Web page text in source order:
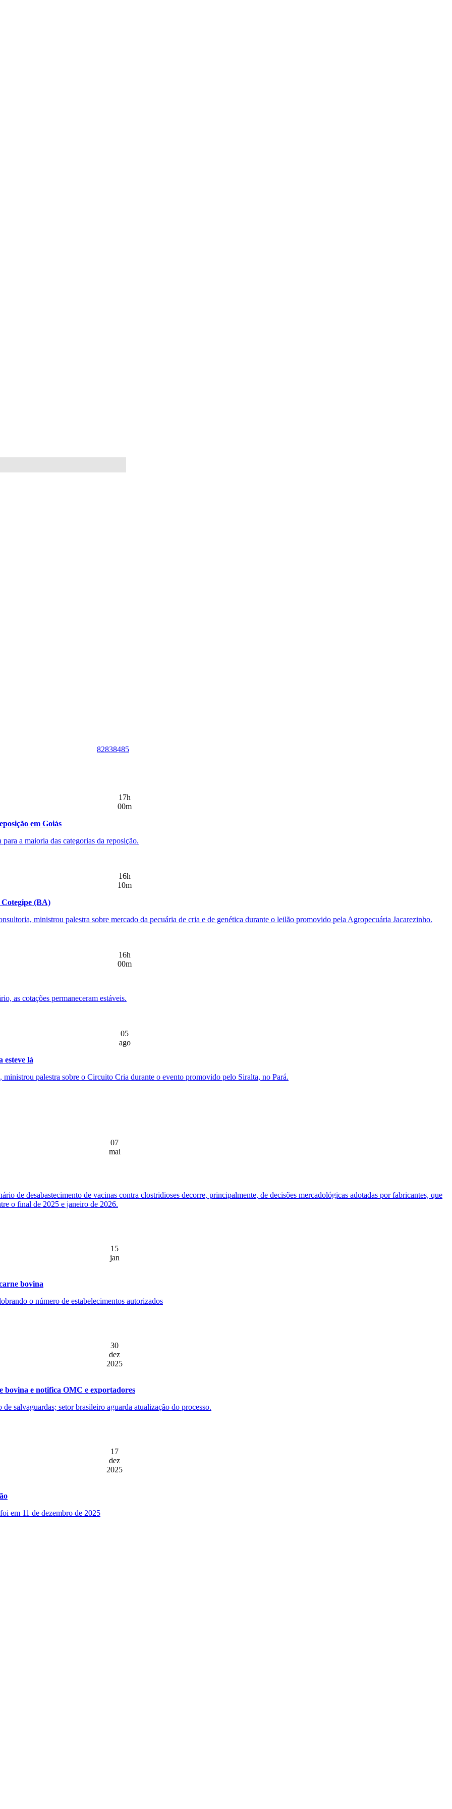
82838485
17h
00m
em Goiás
a maioria das categorias da reposição.
16h
10m
Cotegipe (BA)
ministrou palestra sobre mercado da pecuária de cria e de genética durante o leilão promovido pela Agropecuária Jacarezinho.
16h
00m
as cotações permaneceram estáveis.
05
ago
esteve lá
palestra sobre o Circuito Cria durante o evento promovido pelo Siralta, no Pará.
07
mai
de desabastecimento de vacinas contra clostridioses decorre, principalmente, de decisões mercadológicas adotadas por fabricantes, que
o final de 2025 e janeiro de 2026.
15
jan
bovina
o número de estabelecimentos autorizados
30
dez
2025
bovina e notifica OMC e exportadores
salvaguardas; setor brasileiro aguarda atualização do processo.
17
dez
2025
em 11 de dezembro de 2025